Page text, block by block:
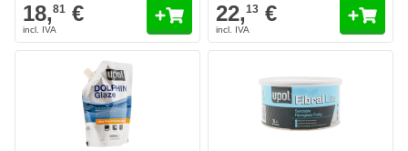
18,81 € 22,13 €